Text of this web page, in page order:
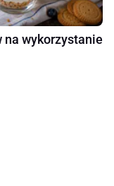
na wykorzystanie